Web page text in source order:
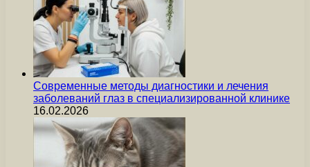
Современные методы диагностики и лечения
заболеваний глаз в специализированной клинике
16.02.2026